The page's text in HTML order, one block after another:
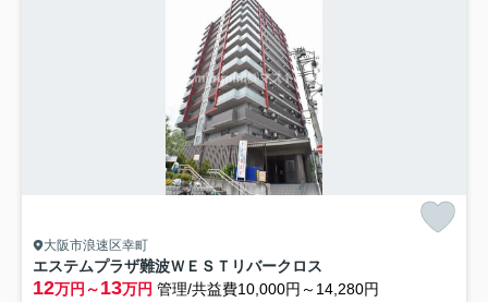
大阪市浪速区幸町
エステムプラザ難波ＷＥＳＴリバークロス
12万円～13万円 管理/共益費10,000円～14,280円